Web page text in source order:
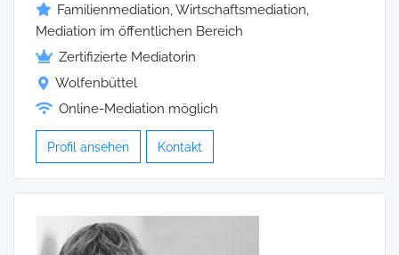
Familienmediation, Wirtschaftsmediation,
Mediation im öffentlichen Bereich
Zertifizierte Mediatorin
Wolfenbüttel
Online-Mediation möglich
Profil ansehen Kontakt